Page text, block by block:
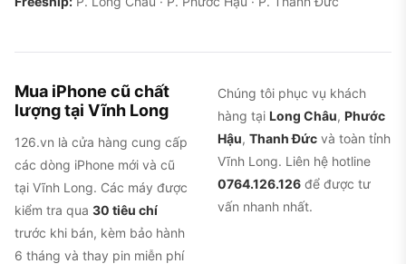
Mua iPhone cũ chất
lượng tại Vĩnh Long
126.vn là cửa hàng cung cấp
các dòng iPhone mới và cũ
tại Vĩnh Long. Các máy được
kiểm tra qua 30 tiêu chí
trước khi bán, kèm bảo hành
6 tháng và thay pin miễn phí
Chúng tôi phục vụ khách
hàng tại Long Châu, Phước
Hậu, Thanh Đức và toàn tỉnh
Vĩnh Long. Liên hệ hotline
0764.126.126 để được tư
vấn nhanh nhất.